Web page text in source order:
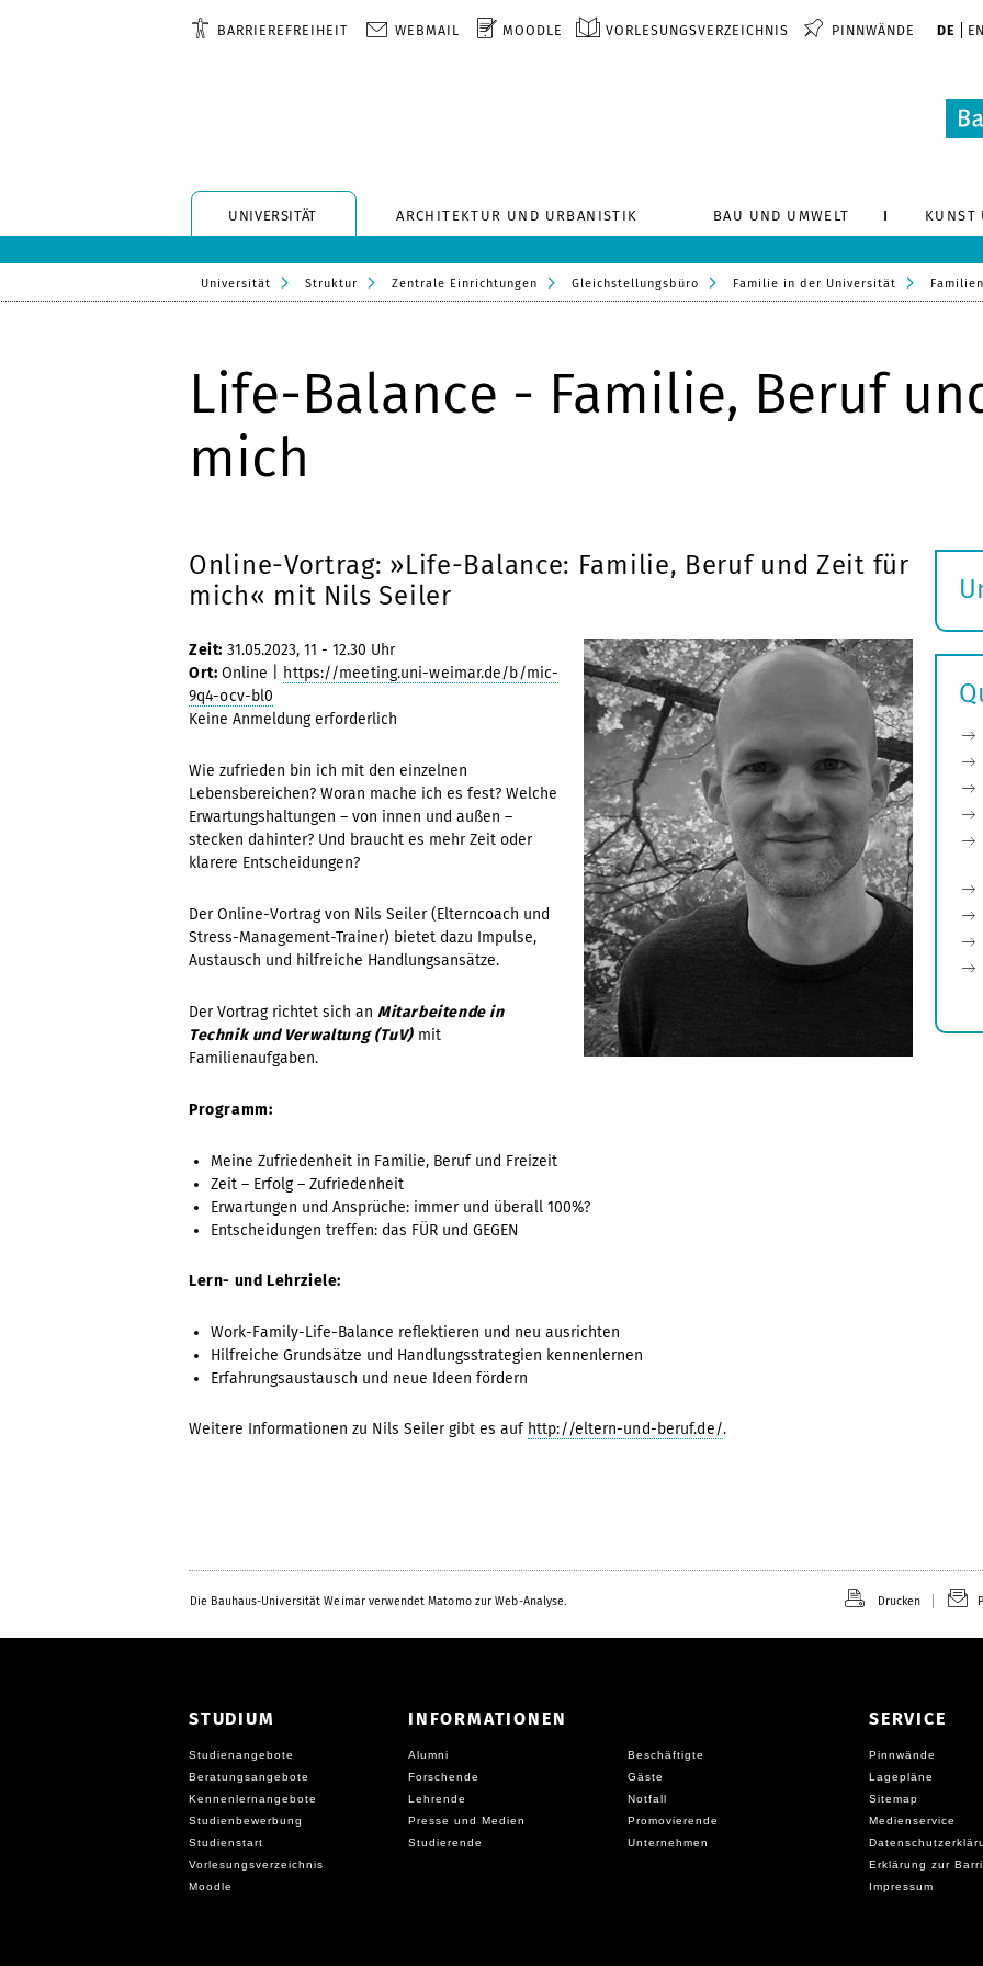
BARRIEREFREIHEIT WEBMAIL MOODLE VORLESUNGSVERZEICHNIS PINNWÄNDE DE EN
UNIVERSITÄT ARCHITEKTUR UND URBANISTIK BAU UND UMWELT KUNST
Universität Struktur Zentrale Einrichtungen Gleichstellungsbüro Familie in der Universität
Life-Balance - Familie, Beruf
mich
Online-Vortrag: »Life-Balance: Familie, Beruf und Zeit für
mich« mit Nils Seiler
Zeit: 31.05.2023, 11 - 12.30 Uhr
Ort: Online | https://meeting.uni-weimar.de/b/mic-
9q4-ocv-bl0
Keine Anmeldung erforderlich
Wie zufrieden bin ich mit den einzelnen
Lebensbereichen? Woran mache ich es fest? Welche
Erwartungshaltungen – von innen und außen –
stecken dahinter? Und braucht es mehr Zeit oder
klarere Entscheidungen?
Der Online-Vortrag von Nils Seiler (Elterncoach und
Stress-Management-Trainer) bietet dazu Impulse,
Austausch und hilfreiche Handlungsansätze.
Der Vortrag richtet sich an Mitarbeitende in
Technik und Verwaltung (TuV)mit
Familienaufgaben.
Programm:
Meine Zufriedenheit in Familie, Beruf und Freizeit
Zeit – Erfolg – Zufriedenheit
Erwartungen und Ansprüche: immer und überall 100%?
Entscheidungen treffen: das FÜR und GEGEN
Lern- und Lehrziele:
Work-Family-Life-Balance reflektieren und neu ausrichten
Hilfreiche Grundsätze und Handlungsstrategien kennenlernen
Erfahrungsaustausch und neue Ideen fördern
Weitere Informationen zu Nils Seiler gibt es auf http://eltern-und-beruf.de/.
Die Bauhaus-Universität Weimar verwendet Matomo zur Web-Analyse. Drucken
STUDIUM
Studienangebote
Beratungsangebote
Kennenlernangebote
Studienbewerbung
Studienstart
Vorlesungsverzeichnis
Moodle
INFORMATIONEN
Alumni
Beschäftigte
Forschende
Gäste
Lehrende
Notfall
Presse und Medien
Promovierende
Studierende
Unternehmen
SERVICE
Pinnwände
Lagepläne
Sitemap
Medienservice
Erklärung zur
Impressum